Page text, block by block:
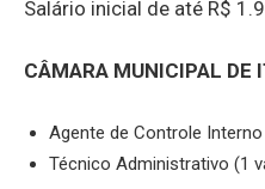
Salário inicial de até R$
CÂMARA MUNICIPAL DE
Agente de Controle Interno
Técnico Administrativo (1